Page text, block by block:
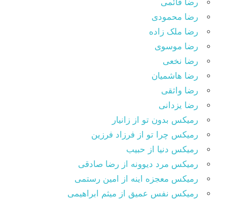
رضا قائمی
رضا محمودی
رضا ملک زاده
رضا موسوی
رضا نخعی
رضا هاشمیان
رضا واثقی
رضا یزدانی
رمیکس بدون تو از زانیار
رمیکس چرا تو از فرزاد فرزین
رمیکس دنیا از حبیب
رمیکس مرد دیوونه از رضا صادقی
رمیکس معجزه اینه از امین رستمی
رمیکس نفس عمیق از میثم ابراهیمی